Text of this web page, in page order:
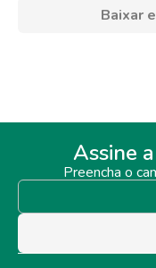
Baixar
Assine
Preencha o